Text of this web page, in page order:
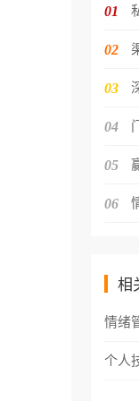
01
02
03
04
05
06
相
情绪
个人